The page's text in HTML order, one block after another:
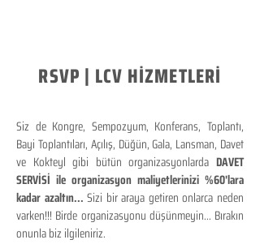
RSVP | LCV HİZMETLERİ
Siz de Kongre, Sempozyum, Konferans, Toplantı,
Bayi Toplantıları, Açılış, Düğün, Gala, Lansman, Davet
ve Kokteyl gibi bütün organizasyonlarda DAVET
SERVİSİ ile organizasyon maliyetlerinizi %60'lara
kadar azaltın...Sizi bir araya getiren onlarca neden
varken!!! Birde organizasyonu düşünmeyin... Bırakın
onunla biz ilgileniriz.